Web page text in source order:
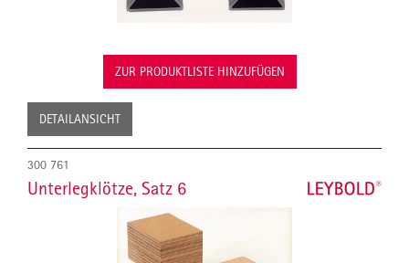
ZUR PRODUKTLISTE HINZUFÜGEN
DETAILANSICHT
300 761
Unterlegklötze, Satz 6